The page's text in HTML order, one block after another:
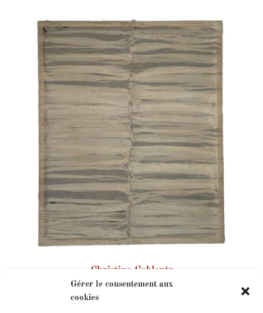
Gérer le consentement aux
cookies
Christine Coblentz